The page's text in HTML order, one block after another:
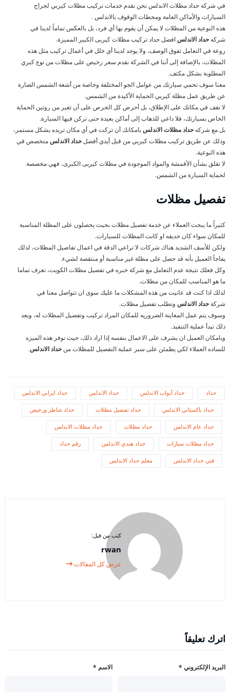
في شركه حداد مظلات الاندلس نحن نقدم خدمات تركيب مظلات كيربي لجراج
السيارات والأماكن العامة ومحطات الوقوف بالاندلس .
هذه النوعية من المظلات لا يمكن أن يقوم بها أي فرد، بل بالعكس تماماً لدينا في
شركه حداد الاندلسافضل حداد تركيب مظلات كيربى الكبير المميزة.
روعة في التعامل تفوق الوصف، ولا يوجد لدينا أي خلل في أعمال تركيب مثل هذه
المظلات، بالإضافة إلى أننا في الشركة نقدم سعر رخيص على مظلات من نوع كبري
المطلوبة بشكل مكثف.
معنا سوف تحمي سيارتك من عوامل الجو المختلفة وخاصة من أشعة الشمس الضارة
عن طريق عمل مظلة كيربي الحماية الأكيدة من الشمس.
لا تقف في مكانك على الإطلاق، بل أحرص كل الحرص على أن تغير من روتين الحماية
الخاص بسيارتك، فلا داعي للذهاب إلى أماكن بعيدة حتى تركن فيها السيارة.
بل مع شركه حداد مظلات الاندلسبامكانك أن تركت في أي مكان تريده بشكل مستمر،
وذلك عن طريق تركيب مظلات كيربي من قبل أيدي أفضلحداد الاندلسمتخصص في
هذه النوعية.
لا تقلق بشأن الأقمشة والمواد الموجودة في مظلات كيربى الكبرى، فهي مخصصة
لحماية السيارة من الشمس.
تفصيل مظلات
كثيراً ما يبحث العملاء عن خدمة تفصيل مظلات بحيث يحصلون على المظلة المناسبة
للمكان سواء كان حديقه او كانت المظلات للسيارات.
ولكن للأسف الشديد هناك شركات لا تراعي الدقة في اعمال تفاصيل المظلات، لذلك
يفاجأ العميل بأنه قد حصل على مظلة غير مناسبة أو منتقصة لشيء.
وكل فعلك نتيجة عدم التعامل مع شركة خبره في تفصيل مظلات الكويت، تعرف تماما
ما هو المناسب للمكان من مظلات.
لذلك اذا كنت قد عانيت من هذه المشكلات ما عليك سوى ان تتواصل معنا في
شركة حداد الاندلس وتطلب تفصيل مظلات.
وسوف يتم عمل المعاينة الضروريه للمكان المراد تركيب وتفصيل المظلات له، وبعد
ذلك تبدأ عملية التنفيذ.
وبامكان العميل ان يشرف على الاعمال بنفسه إذا اراد ذلك، حيث نوفر هذه الميزه
للساده العملاء لكي يطمئن على سير عملية التفصيل للمظلات من حداد الاندلس.
حداد حداد أبواب الاندلس حداد الاندلس حداد ايراني الاندلس
حداد باكستاني الاندلس حداد تفصيل مظلات حداد شاطر ورخيص
حداد عام الاندلس حداد مظلات حداد مظلات الاندلس
حداد مظلات سيارات حداد هندي الاندلس رقم حداد
فني حداد الاندلس معلم حداد الاندلس
كتب من قبل:
rwan
عرض كل المقالات
اترك تعليقاً
الاسم * البريد الإلكتروني *